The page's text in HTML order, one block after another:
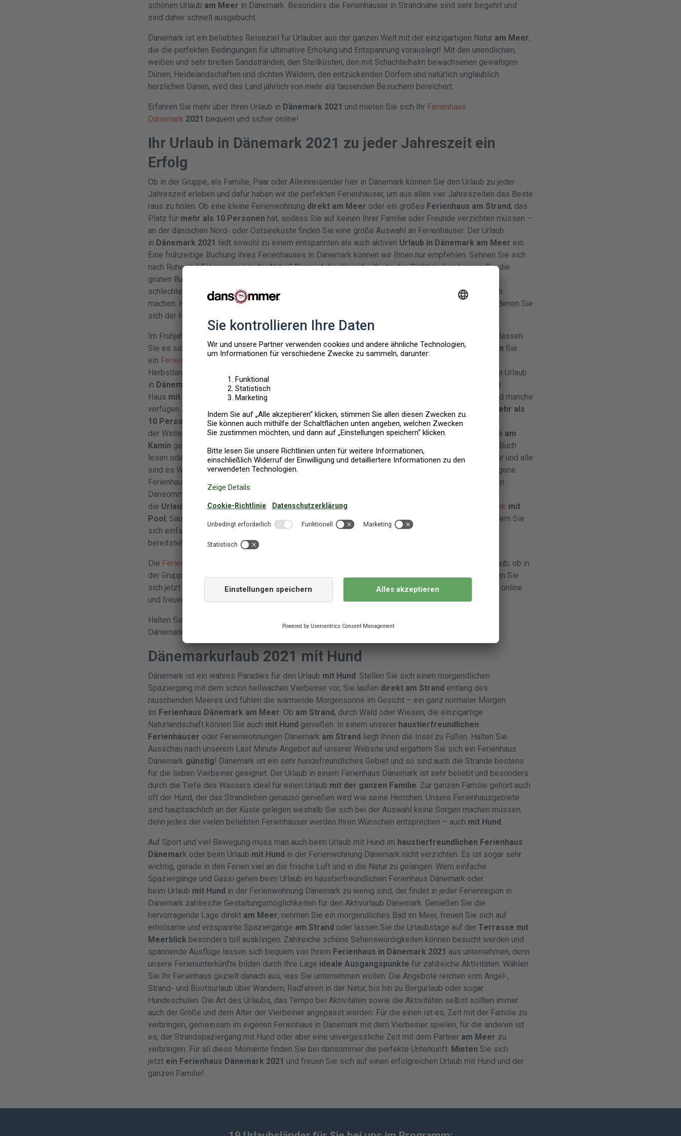
schönen Urlaub am Meer in Dänemark. Besonders die Ferienhäuser in Strandnähe sind sehr begehrt und
sind daher schnell ausgebucht.
Dänemark ist ein beliebtes Reiseziel für Urlauber aus der ganzen Welt mit der einzigartigen Natur am Meer,
die die perfekten Bedingungen für ultimative Erholung und Entspannung vorauslegt! Mit den unendlichen,
weißen und sehr breiten Sandstränden, den Steilküsten, den mit Schachtelhalm bewachsenen gewaltigen
Dünen, Heidelandschaften und dichten Wäldern, den entzückenden Dörfern und natürlich unglaublich
herzlichen Dänen, wird das Land jährlich von mehr als tausenden Besuchern bereichert.
Erfahren Sie mehr über Ihren Urlaub in Dänemark 2021 und mieten Sie sich Ihr Ferienhaus
Dänemark 2021 bequem und sicher online!
Ihr Urlaub in Dänemark 2021 zu jeder Jahreszeit ein
Erfolg
Ob in der Gruppe, als Familie, Paar oder Alleinreisender hier in Dänemark können Sie den Urlaub zu jeder
Jahreszeit erleben und dafür haben wir die perfekten Ferienhäuser, um aus allen vier Jahreszeiten das Beste
raus zu holen. Ob eine kleine Ferienwohnung direkt am Meer oder ein großes Ferienhaus am Strand , das
Platz für mehr als 10 Personen hat, sodass Sie auf keinen Ihrer Familie oder Freunde verzichten müssen –
an der dänischen Nord- oder Ostseeküste finden Sie eine große Auswahl an Ferienhäuser. Der Urlaub
in Dänemark 2021 lädt sowohl zu einem entspannten als auch aktiven Urlaub in Dänemark am Meer ein.
Eine frühzeitige Buchung Ihres Ferienhauses in Dänemark können wir Ihnen nur empfehlen. Sehnen Sie sich
nach Ruhe und Entspannung in der Natur? Dann ist die dänische Küste das Richtige, hier können Sie die
grünen Buchenwälder, flachen Heideflächen, hügeligen Landschaften, Seen und Auen genießen. Bei
schlechtem Wetter werden Sie es sich mit ihrem vierbeinigen Liebling im Urlaub
mit Hundgemütlich
machen. Hierfür
mietenSie sich am besten eines unserer
, in denen Sie
sich der Hund frei austoben kann und wie zu Hause fühlt.
Im Frühjahr können Sie sehen wie die Natur immer wieder in neuen Farben erstrahlt und im Sommer lassen
Sie es sich an den schönsten Badestränden Dänemarks mit vielen Sonnenstunden gutgehen.
Mieten Sie
ein Ferienhaus Dänemark
Herbstlandschaft verzaubern. Genießen Sie nach einem kalten Winterspaziergang
in Ihrem Urlaub
in Dänemark 2021 ein warmes Feuer in einem Ferienhaus
oder entspannen Sie in einem
Haus mit Sauna oder Whirlpool. Diesen
und manche
verfügen sogar über einen eigenen Pool. Viele dieser Ferienhäuser haben für größer Gruppen mit
mehr als
10 Personen
Platz, sodass Sie auf kein Familienmitglied oder Freund verzichten müssen. In
der Winterzeit machen Sie es sich nach einem erfrischenden Strandspaziergang in Ihrem Ferienhaus am
Kamin gemütlich, während draußen leise der Schnee rieselt und Sie mit einer heißen Tasse Tee ein Buch
lesen oder mit der ganzen Familie Karten spielen. Die Urlaubszeit an in Dänemark hat viele Gesichter und alle
sind es Wert, erlebt zu werden. Selbstverständlich gibt es jedoch nichts Besseres als zurück ins eigene
Ferienhaus an der Nordsee zu gelangen und bei jedem Wetter die
zu genießen.
Dansommer bietet Ihnen eine große Vielfalt an Ferienhäuser und Ferienwohnungen in Dänemark für
die Urlaubszeit 2021an, unter denen Sie das ideale Zuhause finden. Ob Ferienhaus Dänemark mit
Pool , Sauna und einem unbezahlbarenMeerblick oder ein kleines, feines Paradies
, in dem Sie
sich einfach gemütlich machen können und die Nordseeluft einatmen, wir haben das Richtige für Sie
bereitstehen!
Die Ferienhäuser in Dänemark
bieten immer den idealen Ausgangspunkt für einen erfolgreichen Urlaub, ob in
der Gruppe,
mit Familie, als Paar oder Alleinreisender, in Dänemark ist für jeden etwas dabei! Buchen Sie
sich jetzt Ihr
privates Ferienhausmit Pool oder Ihre Ferienwohnung am Strand bequem und sicher online
und freuen Sie sich auf Ihren erholsamen Urlaub Dänemark.
Halten Sie Ausschau nach unseren
Dänemark 2021
Dänemarkurlaub 2021 mit Hund
Dänemark ist ein wahres Paradies für den Urlaub mit Hund . Stellen Sie sich einen morgendlichen
Spaziergang mit dem schon hellwachen Vierbeiner vor, Sie laufen direkt am Strand entlang des
rauschenden Meeres und fühlen die wärmende Morgensonne im Gesicht – ein ganz normaler Morgen
im Ferienhaus Dänemark am Meer. Ob am Strand , durch Wald oder Wiesen, die einzigartige
Naturlandschaft können Sie auch mit Hund genießen. In einem unserer haustierfreundlichen
Ferienhäuser oder Ferienwohnungen Dänemark am Strand
liegt Ihnen die Insel zu Füßen. Halten Sie
Ausschau nach unserem Last Minute Angebot auf unserer Website und ergattern Sie sich ein Ferienhaus
Dänemark günstig! Dänemark ist ein sehr hundefreundliches Gebiet und so sind auch die Strände bestens
für die lieben Vierbeiner geeignet. Der Urlaub in einem Ferienhaus Dänemark ist sehr beliebt und besonders
durch die Tiefe des Wassers ideal für einen Urlaub mit der ganzen Familie. Zur ganzen Familie gehört auch
oft der Hund, der das Strandleben genauso genießen wird wie seine Herrchen. Unsere Ferienhausgebiete
sind hauptsächlich an der Küste gelegen weshalb Sie sich bei der Auswahl keine Sorgen machen müssen,
denn jedes der vielen beliebten Ferienhäuser werden Ihren Wünschen entsprechen – auch mit Hund .
Auf Sport und viel Bewegung muss man auch beim Urlaub mit Hund im haustierfreundlichen Ferienhaus
Dänemark oder beim Urlaub mit Hund in der Ferienwohnung Dänemark nicht verzichten. Es ist sogar sehr
wichtig, gerade in den Ferien viel an die frische Luft und in die Natur zu gelangen. Wem einfache
Spaziergänge und Gassi gehen beim Urlaub im haustierfreundlichen Ferienhaus Dänemark oder
beim Urlaub mit Hund in der Ferienwohnung Dänemark zu wenig sind, der findet in jeder Ferienregion in
Dänemark zahlreiche Gestaltungsmöglichkeiten für den Aktivurlaub Dänemark. Genießen Sie die
hervorragende Lage direkt am Meer, nehmen Sie ein morgendliches Bad im Meer, freuen Sie sich auf
erholsame und entspannte Spaziergänge am Strand oder lassen Sie die Urlaubstage auf der Terrasse mit
Meerblick besonders toll ausklingen. Zahlreiche schöne Sehenswürdigkeiten können besucht werden und
spannende Ausflüge lassen sich bequem von Ihrem Ferienhaus in Dänemark 2021 aus unternehmen, denn
unsere Ferienunterkünfte bilden durch Ihre Lage ideale Ausgangspunkte für zahlreiche Aktivitäten. Wählen
Sie Ihr Ferienhaus gezielt danach aus, was Sie unternehmen wollen. Die Angebote reichen vom Angel-,
Strand- und Bootsurlaub über Wandern, Radfahren in der Natur, bis hin zu Bergurlaub oder sogar
Hundeschulen. Die Art des Urlaubs, das Tempo bei Aktivitäten sowie die Aktivitäten selbst sollten immer
auch der Größe und dem Alter der Vierbeiner angepasst werden. Für die einen ist es, Zeit mit der Familie zu
verbringen, gemeinsam im eigenen Ferienhaus in Dänemark mit dem Vierbeiner spielen, für die anderen ist
es, der Strandspaziergang mit Hund oder aber eine unvergessliche Zeit mit dem Partner am Meer zu
verbringen. Für all diese Momente finden Sie bei dansommer die perfekte Unterkunft. Mieten Sie sich
jetzt ein Ferienhaus Dänemark 2021 und freuen Sie sich auf einen erfolgreichen Urlaub mit Hund und der
ganzen Familie!